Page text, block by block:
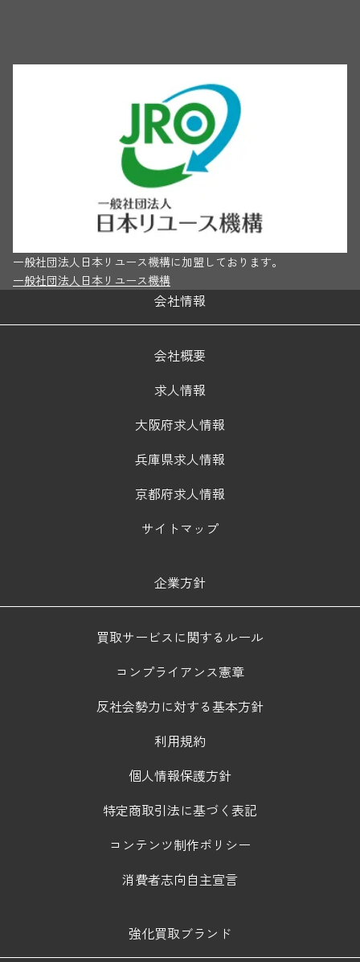
一般社団法人日本リユース機構に加盟しております。
一般社団法人日本リユース機構
会社情報
会社概要
求人情報
大阪府求人情報
兵庫県求人情報
京都府求人情報
サイトマップ
企業方針
買取サービスに関するルール
コンプライアンス憲章
反社会勢力に対する基本方針
利用規約
個人情報保護方針
特定商取引法に基づく表記
コンテンツ制作ポリシー
消費者志向自主宣言
強化買取ブランド